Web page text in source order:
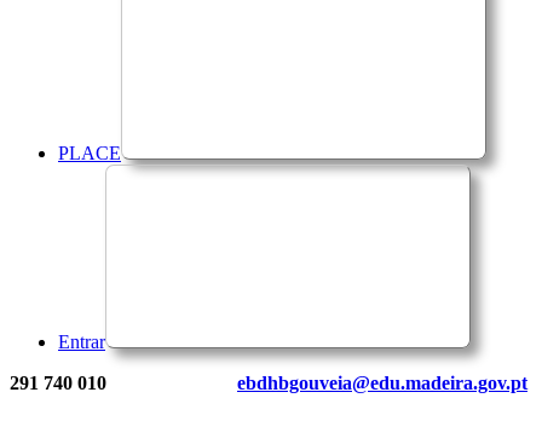
PLACE
Entrar
291 740 010 ebdhbgouveia@edu.madeira.gov.pt